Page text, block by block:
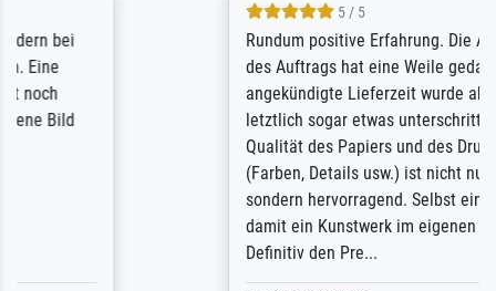
Rundum positive Erfahrung. Die Ausführung
des Auftrags hat eine Weile gedauert, die
angekündigte Lieferzeit wurde aber
letztlich sogar etwas unterschritten. Die
Qualität des Papiers und des Drucks
(Farben, Details usw.) ist nicht nur gut,
sondern hervorragend. Selbst ein Druck ist
damit ein Kunstwerk im eigenen Sinne.